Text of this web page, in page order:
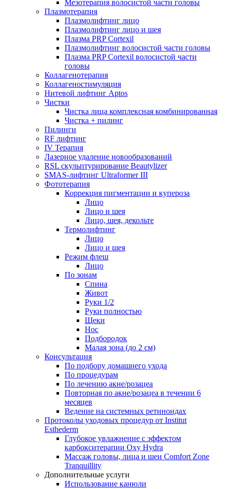
Мезотерапия волосистой части головы
Плазмотерапия
Плазмолифтинг лицо
Плазмолифтинг лицо и шея
Плазма PRP Cortexil
Плазмолифтинг волосистой части головы
Плазма PRP Cortexil волосистой части
головы
Коллагенотерапия
Коллагеностимуляция
Нитевой лифтинг Aptos
Чистки
Чистка лица комплексная комбинированная
Чистка + пилинг
Пилинги
RF лифтинг
IV Терапия
Лазерное удаление новообразований
RSL скульптурирование Beautylizer
SMAS-лифтинг Ultraformer III
Фототерапия
Коррекция пигментации и купероза
Лицо
Лицо и шея
Лицо, шея, декольте
Термолифтинг
Лицо
Лицо и шея
Режим флеш
Лицо
По зонам
Спина
Живот
Руки 1/2
Руки полностью
Щеки
Нос
Подбородок
Малая зона (до 2 см)
Консультация
По подбору домашнего ухода
По процедурам
По лечению акне/розацеа
Повторная по акне/розацеа в течении 6
месяцев
Ведение на системных ретиноидах
Протоколы уходовых процедур от Institut
Esthederm
Глубокое увлажнение с эффектом
карбокситерапии Oxy Hydra
Массаж головы, лица и шеи Comfort Zone
Tranquillity
Дополнительные услуги
Использование канюли